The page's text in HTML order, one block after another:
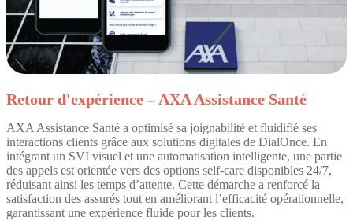
Retour d'expérience – AXA Assistance Santé
AXA Assistance Santé a optimisé sa joignabilité et fluidifié ses
interactions clients grâce aux solutions digitales de DialOnce. En
intégrant un SVI visuel et une automatisation intelligente, une partie
des appels est orientée vers des options self-care disponibles 24/7,
réduisant ainsi les temps d’attente. Cette démarche a renforcé la
satisfaction des assurés tout en améliorant l’efficacité opérationnelle,
garantissant une expérience fluide pour les clients.